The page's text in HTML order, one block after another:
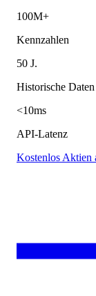
100M+
Kennzahlen
50 J.
Historische Daten
<10ms
API-Latenz
Kostenlos Aktien